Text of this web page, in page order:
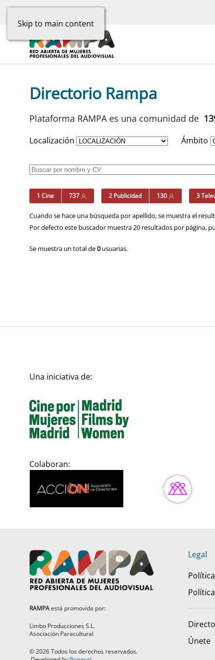
Skip to main content
Directorio Rampa
Plataforma RAMPA es una comunidad de
Localización Ámbito
1 Cine 737 2 Publicidad 130 3
Cuando se hace una búsqueda por apellido, se muestra el
Por defecto este buscador muestra 20 resultados por página,
Se muestra un total de0usuarias.
Una iniciativa de:
Colaboran:
Legal
Únete
RAMPAestá promovida por:
Limbo Producciones S.L.
Asociación Paracultural
©2026Todos los derechos reservados.